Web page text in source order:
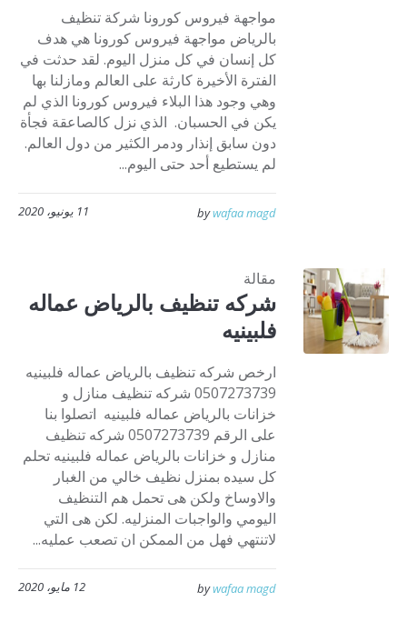
مواجهة فيروس كورونا شركة تنظيف
بالرياض مواجهة فيروس كورونا هي هدف
كل إنسان في كل منزل اليوم. لقد حدثت في
الفترة الأخيرة كارثة على العالم ومازلنا بها
وهي وجود هذا البلاء فيروس كورونا الذي لم
يكن في الحسبان. الذي نزل كالصاعقة فجأة
دون سابق إنذار ودمر الكثير من دول العالم.
لم يستطيع أحد حتى اليوم...
11 يونيو، 2020 bywafaa magd
مقالة
شركه تنظيف بالرياض عماله
فلبينيه
ارخص شركه تنظيف بالرياض عماله فلبينيه
0507273739 شركه تنظيف منازل و
خزانات بالرياض عماله فلبينيه اتصلوا بنا
على الرقم 0507273739 شركه تنظيف
منازل و خزانات بالرياض عماله فلبينيه تحلم
كل سيده بمنزل نظيف خالي من الغبار
والاوساخ ولكن هى تحمل هم التنظيف
اليومي والواجبات المنزليه. لكن هى التي
لاتنتهي فهل من الممكن ان تصعب عمليه...
12 مايو، 2020 bywafaa magd